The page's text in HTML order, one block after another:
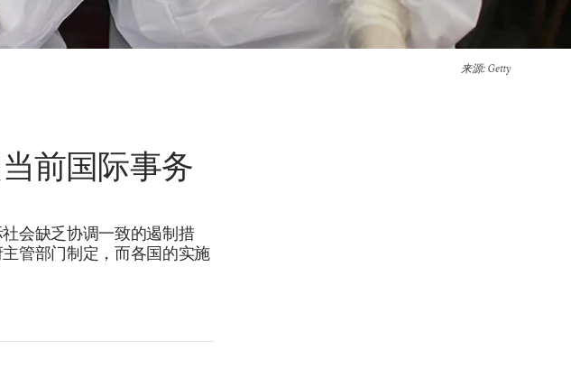
来源: Getty
前国际事务
会缺乏协调一致的遏制措
管部门制定，而各国的实施